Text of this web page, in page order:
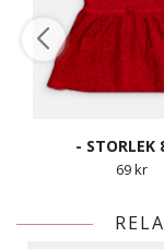
- STORLEK
69 kr